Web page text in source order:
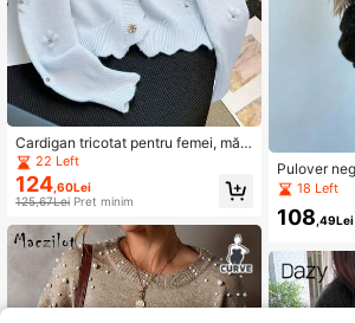
Cardigan tricotat pentru femei, mări
me mare, albastru deschis, cu volan
e, mărgele și model floral, pulover c
asual dulce cu mânecă lungă, potri
vit pentru naveta zilnică de toamnă
22 Left
124 ,60Lei
125,67Lei Preț minim
Pulover
cu nervuri
nă, Pulover
pentru
u femei,
emei,
ulară
18 Left
108 ,49Lei